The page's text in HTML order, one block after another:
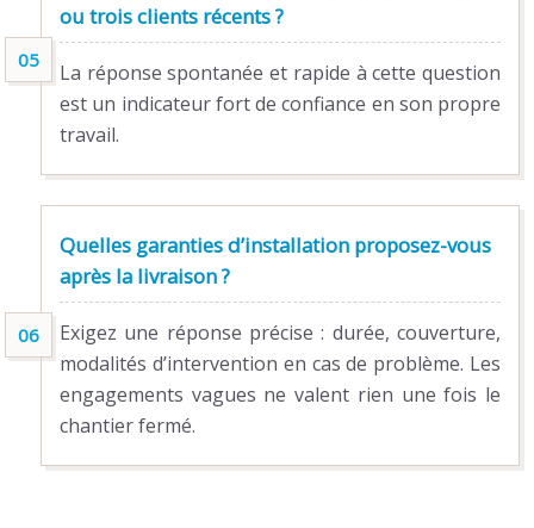
ou trois clients récents ?
La réponse spontanée et rapide à cette question
est un indicateur fort de confiance en son propre
travail.
Quelles garanties d’installation proposez-vous
après la livraison ?
Exigez une réponse précise : durée, couverture,
modalités d’intervention en cas de problème. Les
engagements vagues ne valent rien une fois le
chantier fermé.